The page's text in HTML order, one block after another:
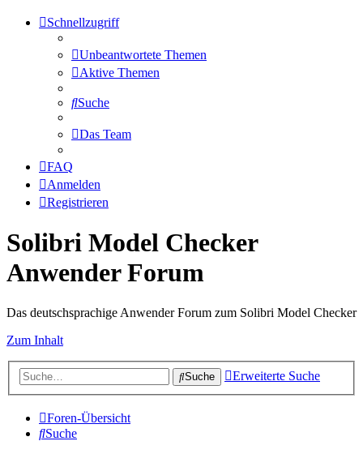
Schnellzugriff
Unbeantwortete Themen
Aktive Themen
Suche
Das Team
FAQ
Anmelden
Registrieren
Solibri Model Checker
Anwender Forum
Das deutschsprachige Anwender Forum zum Solibri Model Checker
Zum Inhalt
Suche Erweiterte Suche
Foren-Übersicht
Suche